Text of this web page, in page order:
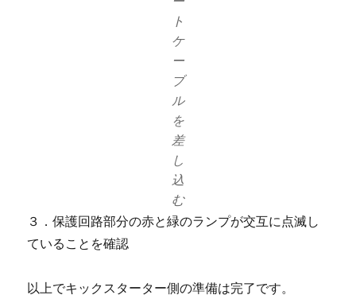
ト
ケ
ー
ブ
ル
を
差
し
込
む
３．保護回路部分の赤と緑のランプが交互に点滅し
ていることを確認
以上でキックスターター側の準備は完了です。